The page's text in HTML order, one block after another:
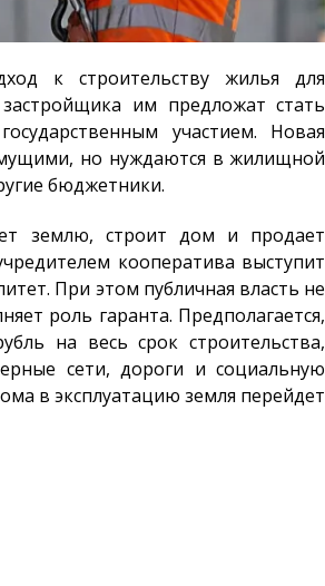
к строительству жилья для
им предложат стать
участием. Новая
но нуждаются в жилищной
бюджетники.
землю, строит дом и продает
кооператива выступит
При этом публичная власть не
роль гаранта. Предполагается,
на весь срок строительства,
сети, дороги и социальную
в эксплуатацию земля перейдет